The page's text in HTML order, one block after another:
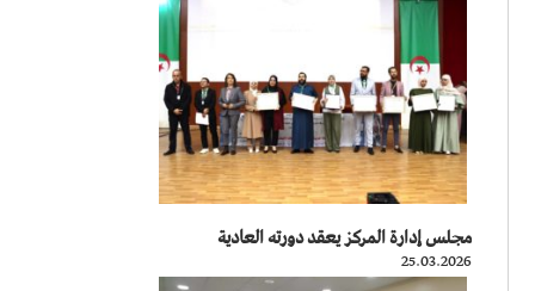
مجلس إدارة المركز يعقد دورته العادية
25.03.2026